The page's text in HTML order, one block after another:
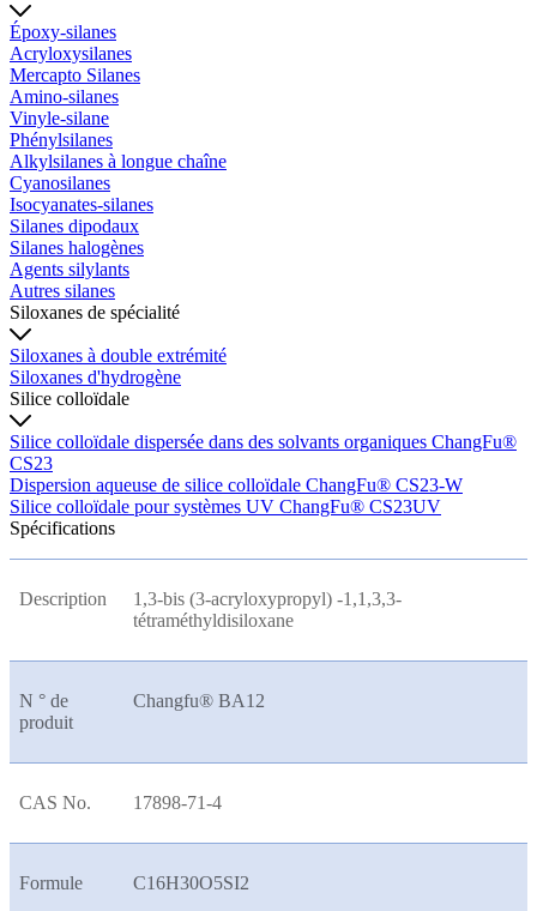
Époxy-silanes
Acryloxysilanes
Mercapto Silanes
Amino-silanes
Vinyle-silane
Phénylsilanes
Alkylsilanes à longue chaîne
Cyanosilanes
Isocyanates-silanes
Silanes dipodaux
Silanes halogènes
Agents silylants
Autres silanes
Siloxanes de spécialité
Siloxanes à double extrémité
Siloxanes d'hydrogène
Silice colloïdale
Silice colloïdale dispersée dans des solvants organiques ChangFu®
CS23
Dispersion aqueuse de silice colloïdale ChangFu® CS23-W
Silice colloïdale pour systèmes UV ChangFu® CS23UV
Spécifications
Description
1,3-bis (3-acryloxypropyl) -1,1,3,3-
tétraméthyldisiloxane
N ° de
produit
Changfu® BA12
CAS No. 17898-71-4
Formule C16H30O5SI2